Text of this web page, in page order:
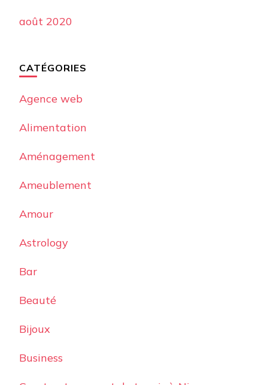
août 2020
CATÉGORIES
Agence web
Alimentation
Aménagement
Ameublement
Amour
Astrology
Bar
Beauté
Bijoux
Business